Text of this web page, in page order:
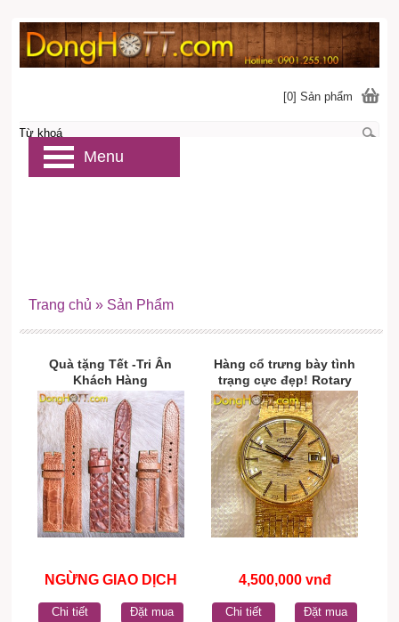
Quà tặng Tết -Tri Ân
Khách Hàng
NGỪNG GIAO DỊCH
Chi tiết Đặt mua
Hàng cổ trưng bày tình
trạng cực đẹp! Rotary
Automatic chính hãng
Thuỵ Sỹ
4,500,000 vnđ
Chi tiết Đặt mua
Trang chủ » Sản Phẩm
[0] Sản phẩm
Menu